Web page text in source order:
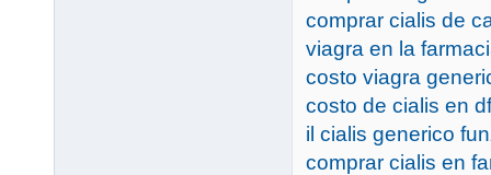
comprar cialis de
viagra en la
costo viagra
costo de cialis en df
il cialis generico
comprar cialis en